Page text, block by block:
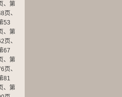
、 第
页、
53
、 第
页、
67
、 第
页、
81
、 第